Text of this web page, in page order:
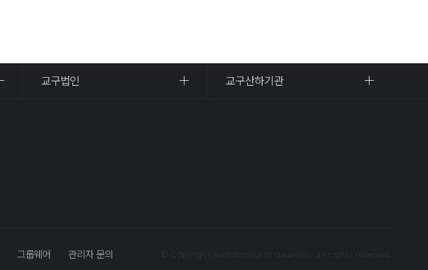
교구법인 교구산하기관
그룹웨어 관리자 문의 © Copyright Archdiocese of Gwangju. all rights reserved.